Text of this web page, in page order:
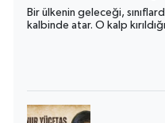
Bir ülkenin geleceği,
kalbinde atar. O kalp